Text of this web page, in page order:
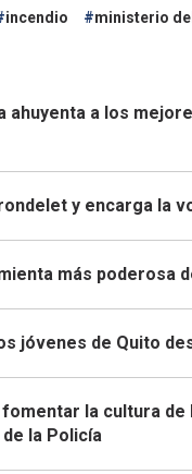
incendio ministerio
ahuyenta a los
y encarga la
más poderosa
jóvenes de Quito
la cultura de
la Policía